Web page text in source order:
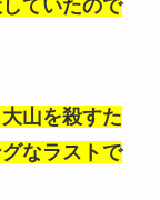
ていたので
山を殺すた
なラストで